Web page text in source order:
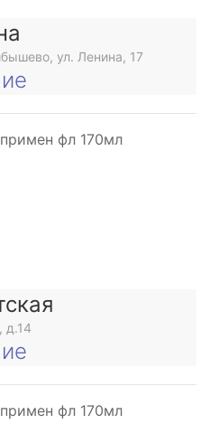
ул. Ленина, 17
фл 170мл
д.14
фл 170мл